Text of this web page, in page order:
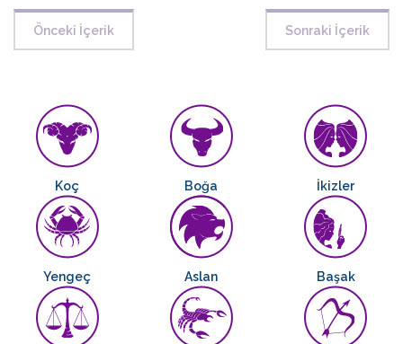
Önceki İçerik Sonraki İçerik
Koç Boğa İkizler
Yengeç Aslan Başak